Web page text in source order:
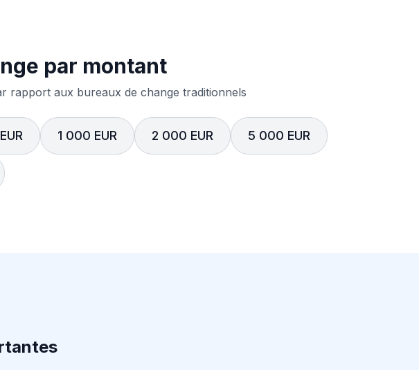
par montant
rapport aux bureaux de change traditionnels
1 000 EUR 2 000 EUR 5 000 EUR